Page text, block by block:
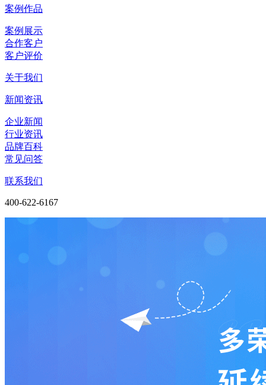
案例作品
案例展示
合作客户
客户评价
关于我们
新闻资讯
企业新闻
行业资讯
品牌百科
常见问答
联系我们
400-622-6167